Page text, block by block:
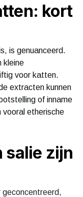
kort
is genuanceerd.
kleine
voor katten.
extracten kunnen
of inname
vooral etherische
salie zijn
geconcentreerd,